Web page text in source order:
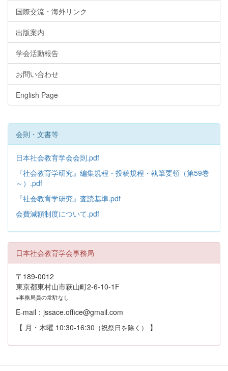
国際交流・海外リンク
出版案内
学会活動報告
お問い合わせ
English Page
会則・文書等
日本社会教育学会会則.pdf
『社会教育学研究』編集規程・投稿規程・執筆要領（第59巻
～）.pdf
『社会教育学研究』査読基準.pdf
会費減額制度について.pdf
日本社会教育学会事務局
〒189-0012
東京都東村山市萩山町2-6-10-1F
※事務局員の常駐なし
E-mail：jssace.office@gmail.com
【 月・木曜 10:30-16:30 （祝祭日を除く） 】